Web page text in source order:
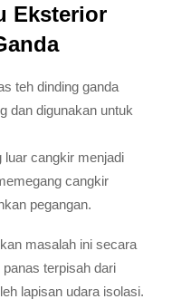
Eksterior
teh dinding ganda
dan digunakan untuk
luar cangkir menjadi
cangkir
pegangan.
masalah ini secara
terpisah dari
lapisan udara isolasi.